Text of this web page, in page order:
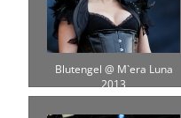
Blutengel @ M`era Luna
2013